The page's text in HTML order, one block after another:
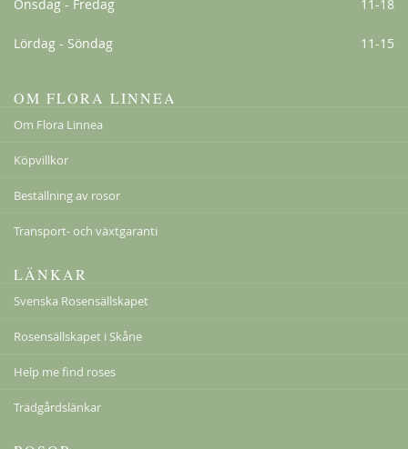
Kordes Aloha
Från179,00 kr
Onsdag - Fredag
11-18
Lördag - Söndag 11-15
OM FLORA LINNEA
Om Flora Linnea
Köpvillkor
Beställning av rosor
Transport- och växtgaranti
LÄNKAR
Svenska Rosensällskapet
Rosensällskapet i Skåne
Help me find roses
Trädgårdslänkar